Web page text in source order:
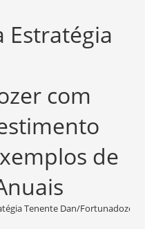
Estratégia
com
de
Tenente Dan/Fortunadozer